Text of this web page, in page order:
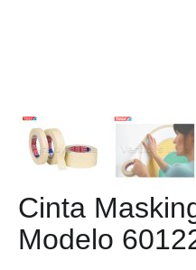
Cinta
Modelo